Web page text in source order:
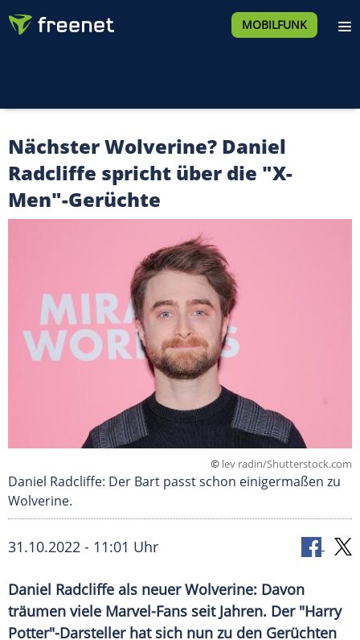
MOBILFUNK
Nächster Wolverine? Daniel
Radcliffe spricht über die "X-
Men"-Gerüchte
© lev radin/Shutterstock.com
Daniel Radcliffe: Der Bart passt schon einigermaßen zu
Wolverine.
31.10.2022 - 11:01 Uhr
Daniel Radcliffe als neuer Wolverine: Davon
träumen viele Marvel-Fans seit Jahren. Der "Harry
Potter"-Darsteller hat sich nun zu den Gerüchten